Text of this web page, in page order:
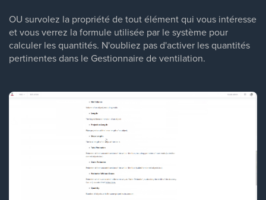
OU survolez la propriété de tout élément qui vous intéresse
et vous verrez la formule utilisée par le système pour
calculer les quantités. N'oubliez pas d'activer les quantités
pertinentes dans le Gestionnaire de ventilation.